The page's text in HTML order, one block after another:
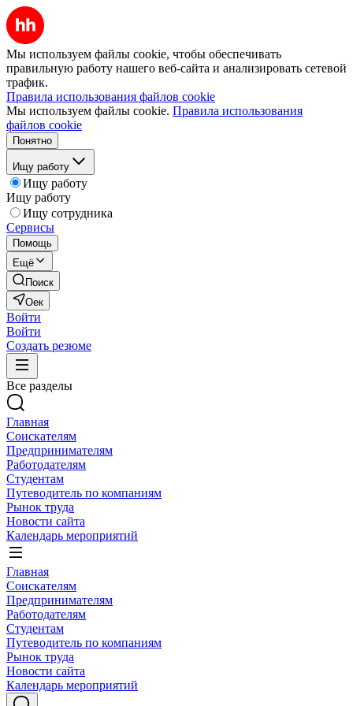
Мы используем файлы cookie, чтобы обеспечивать
правильную работу нашего веб-сайта и анализировать сетевой
трафик.
Правила использования файлов cookie
Мы используем файлы cookie. Правила использования
файлов cookie
Понятно
Ищу работу
Ищу работу
Ищу работу
Ищу сотрудника
Сервисы
Помощь
Ещё
Поиск
Оек
Войти
Войти
Создать резюме
Все разделы
Главная
Соискателям
Предпринимателям
Работодателям
Студентам
Путеводитель по компаниям
Рынок труда
Новости сайта
Календарь мероприятий
Главная
Соискателям
Предпринимателям
Работодателям
Студентам
Путеводитель по компаниям
Рынок труда
Новости сайта
Календарь мероприятий